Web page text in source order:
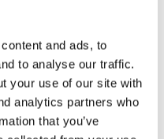
and ads, to
to analyse our traffic.
your use of our site with
analytics partners who
that you’ve
ett par timmar i
Producerad under
dig